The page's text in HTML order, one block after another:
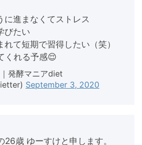
に進まなくてストレス
びたい
て短期で習得したい（笑）
くれる予感😌
発酵マニアdiet
September 3, 2020
26歳 ゆーすけと申します。